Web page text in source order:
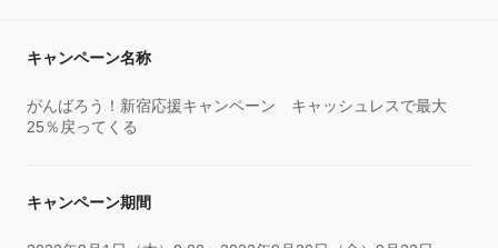
キャンペーン名称
がんばろう！新宿応援キャンペーン キャッシュレスで最大
25％戻ってくる
キャンペーン期間